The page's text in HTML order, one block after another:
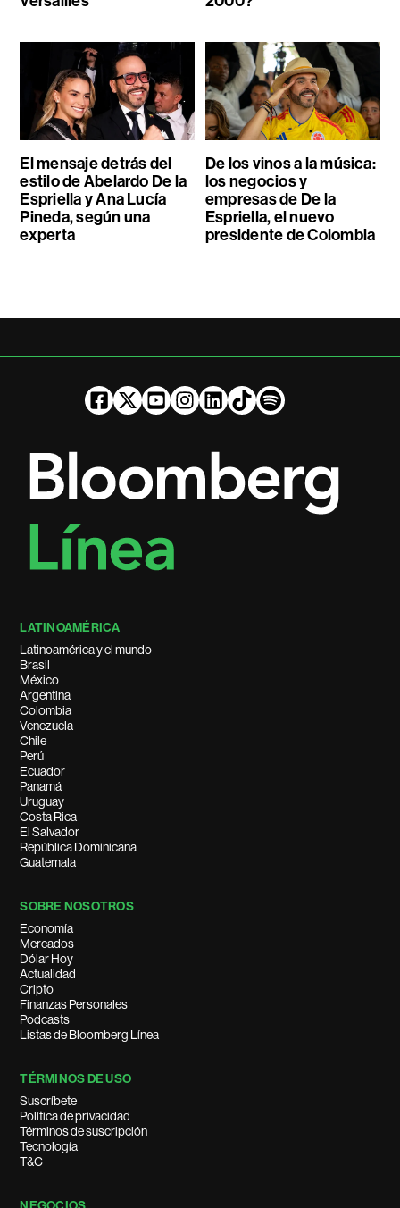
El mensaje detrás del
estilo de Abelardo De la
Espriella y Ana Lucía
Pineda, según una
experta
De los vinos a la música:
los negocios y
empresas de De la
Espriella, el nuevo
presidente de Colombia
LATINOAMÉRICA
Latinoamérica y el mundo
Brasil
México
Argentina
Colombia
Venezuela
Chile
Perú
Ecuador
Panamá
Uruguay
Costa Rica
El Salvador
República Dominicana
Guatemala
SOBRE NOSOTROS
Economía
Mercados
Dólar Hoy
Actualidad
Cripto
Finanzas Personales
Podcasts
Listas de Bloomberg Línea
TÉRMINOS DE USO
Suscríbete
Política de privacidad
Términos de suscripción
Tecnología
T&C